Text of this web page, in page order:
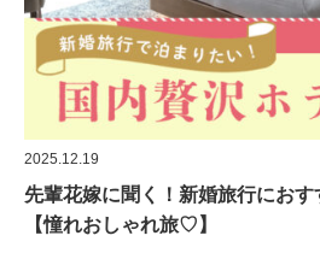
2025.12.19
先輩花嫁に聞く！新婚旅行にお
【憧れおしゃれ旅♡】